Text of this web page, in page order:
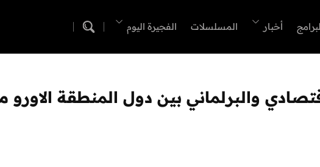
أخبار المسلسلات الفجيرة اليوم
والبرلماني بين دول المنطقة الاورو